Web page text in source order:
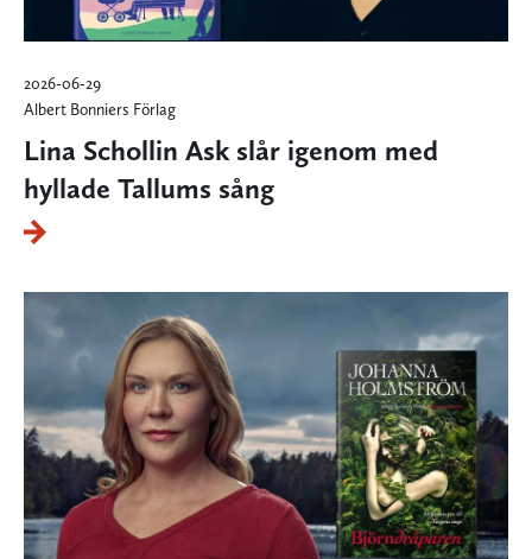
2026-06-29
Albert Bonniers Förlag
Lina Schollin Ask slår igenom med
hyllade Tallums sång